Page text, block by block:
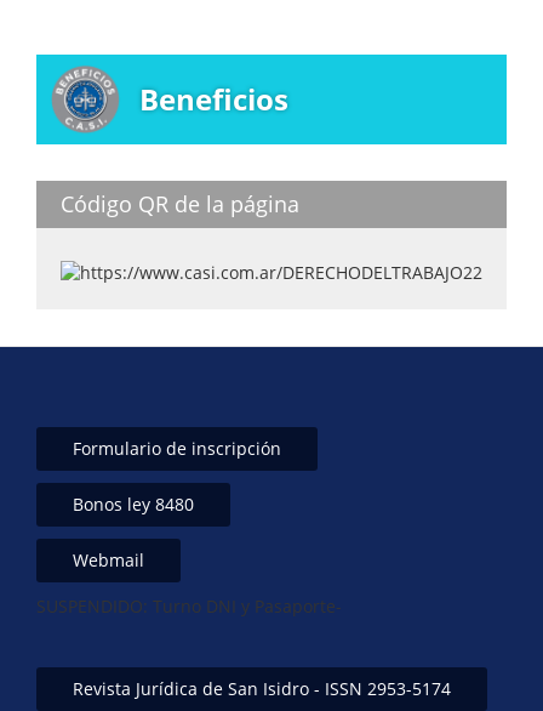
s
A
p
e
dI
n
er e
b
o
k
e
Beneficios
Código QR de la página
Formulario de inscripción
Bonos ley 8480
Webmail
SUSPENDIDO: Turno DNI y Pasaporte-
Revista Jurídica de San Isidro - ISSN 2953-5174